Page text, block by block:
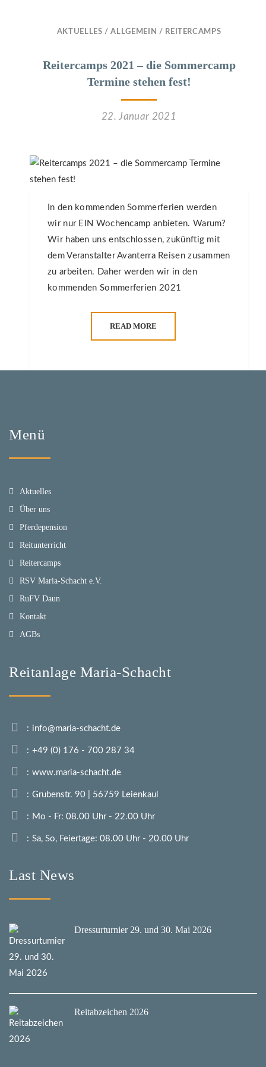
AKTUELLES /ALLGEMEIN / REITERCAMPS
Reitercamps 2021 – die Sommercamp
Termine stehen fest!
22. Januar 2021
In den kommenden Sommerferien werden
wir nur EIN Wochencamp anbieten. Warum?
Wir haben uns entschlossen, zukünftig mit
dem Veranstalter Avanterra Reisen zusammen
zu arbeiten. Daher werden wir in den
kommenden Sommerferien 2021
READ MORE
Menü
Aktuelles
Über uns
Pferdepension
Reitunterricht
Reitercamps
RSV Maria-Schacht e.V.
RuFV Daun
Kontakt
AGBs
Reitanlage Maria-Schacht
info@maria-schacht.de
+49 (0) 176 - 700 287 34
www.maria-schacht.de
Grubenstr. 90 | 56759 Leienkaul
Mo - Fr: 08.00 Uhr - 22.00 Uhr
Sa, So, Feiertage: 08.00 Uhr - 20.00 Uhr
Last News
Dressurturnier 29. und 30. Mai 2026
Reitabzeichen 2026